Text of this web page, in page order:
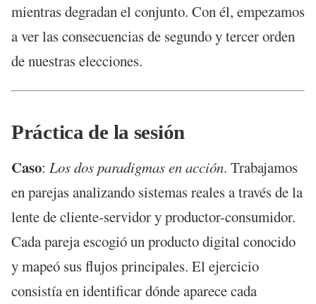
mientras degradan el conjunto. Con él, empezamos
a ver las consecuencias de segundo y tercer orden
de nuestras elecciones.
Práctica de la sesión
Caso: Los dos paradigmas en acción. Trabajamos
en parejas analizando sistemas reales a través de la
lente de cliente-servidor y productor-consumidor.
Cada pareja escogió un producto digital conocido
y mapeó sus flujos principales. El ejercicio
consistía en identificar dónde aparece cada